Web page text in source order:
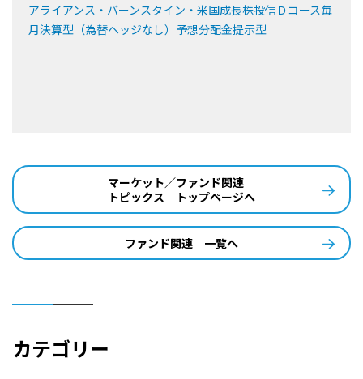
アライアンス・バーンスタイン・米国成長株投信Ｄコース毎
月決算型（為替ヘッジなし）予想分配金提示型
マーケット／ファンド関連
トピックス トップページへ
ファンド関連 一覧へ
カテゴリー